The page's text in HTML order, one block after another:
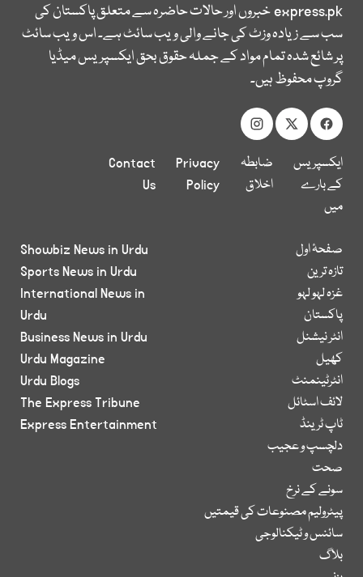
express.pkخبروں اور حالات حاضرہ سے متعلق پاکستان کی
سب سے زیادہ وزٹ کی جانے والی ویب سائٹ ہے۔ اس ویب سائٹ
پر شائع شدہ تمام مواد کے جملہ حقوق بحق ایکسپریس میڈیا
گروپ محفوظ ہیں۔
ایکسپریس
کے بارے
میں
ضابطہ
اخلاق
Privacy
Policy
Contact
Us
صفحۂ اول
تازہ ترین
غزہ لہو لہو
پاکستان
انٹر نیشنل
کھیل
انٹرٹینمنٹ
لائف اسٹائل
ٹاپ ٹرینڈ
دلچسپ و عجیب
صحت
سونے کے نرخ
پیٹرولیم مصنوعات کی قیمتیں
سائنس و ٹیکنالوجی
بلاگ
Showbiz News in Urdu
Sports News in Urdu
International News in
Urdu
Business News in Urdu
Urdu Magazine
Urdu Blogs
The Express Tribune
Express Entertainment